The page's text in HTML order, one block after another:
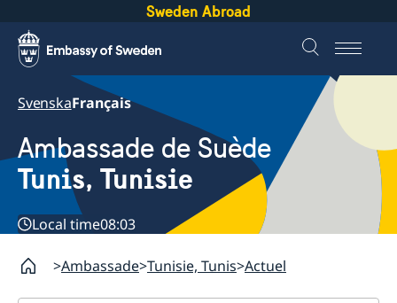
Sweden Abroad
SvenskaFrançais
Ambassade de Suède
Tunis, Tunisie
Local time08:03
Ambassade Tunisie, Tunis Actuel